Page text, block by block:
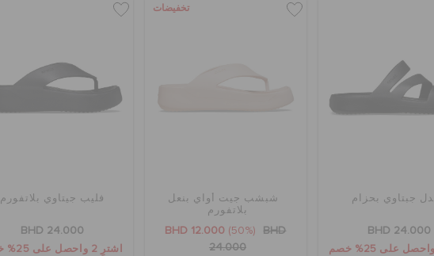
جبتاوي بحزام
BHD 24.000
تخفيضات
شبشب جيت أواي بنعل
بلاتفورم
BHD 12.000 (50%)
BHD
24.000
فليب جيتاوي بلاتفورم
BHD 24.000
اشترِ 2 واحصل على 25% خصم